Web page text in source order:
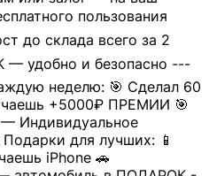
пользования
до склада всего за 2
удобно и безопасно ---
неделю: 🎯 Сделал 60
+5000₽ ПРЕМИИ 🎯
Индивидуальное
для лучших: 📱
iPhone 🚗